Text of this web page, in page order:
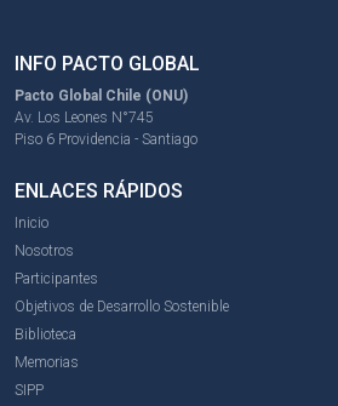
INFO PACTO GLOBAL
Pacto Global Chile (ONU)
Av. Los Leones N°745
Piso 6 Providencia - Santiago
ENLACES RÁPIDOS
Inicio
Nosotros
Participantes
Objetivos de Desarrollo Sostenible
Biblioteca
Memorias
SIPP